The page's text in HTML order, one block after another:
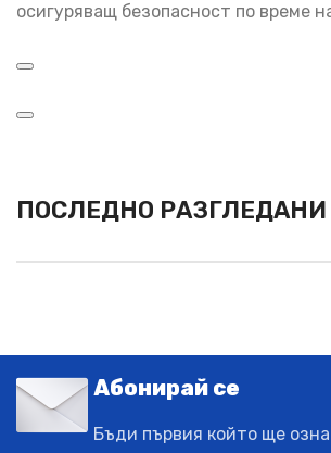
осигуряващ безопасност по време
ПОСЛЕДНО РАЗГЛЕДАНИ
Абонирай се
Бъди първия който ще